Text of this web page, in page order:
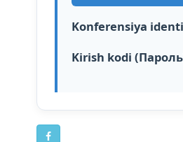
Konferensiya
Kirish kodi